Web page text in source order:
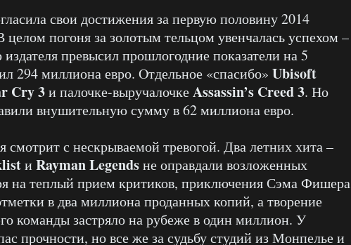
свои достижения за первую половину 2014
целом погоня за золотым тельцом увенчалась успехом –
издателя превысил прошлогодние показатели на 5
294 миллиона евро. Отдельное «спасибо» Ubisoft
Cry 3и палочке-выручалочкеAssassin’s Creed 3. Но
внушительную сумму в 62 миллиона евро.
смотрит с нескрываемой тревогой. Два летних хита –
и Rayman Legendsне оправдали возложенных
на теплый прием критиков, приключения Сэма Фишера
в два миллиона проданных копий, а творение
команды застряло на рубеже в один миллион. У
прочности, но все же за судьбу студий из Монпелье и